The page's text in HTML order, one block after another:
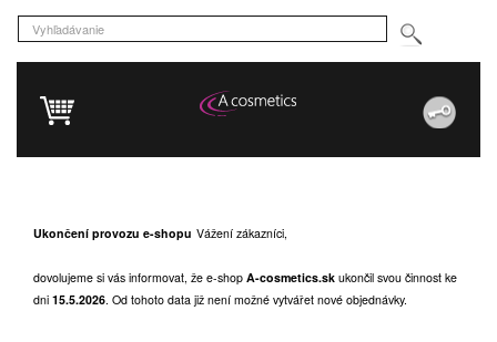
Ukončení provozu e-shopu Vážení zákazníci,
dovolujeme si vás informovat, že e-shop A-cosmetics.sk ukončil svou činnost ke
dni 15.5.2026. Od tohoto data již není možné vytvářet nové objednávky.